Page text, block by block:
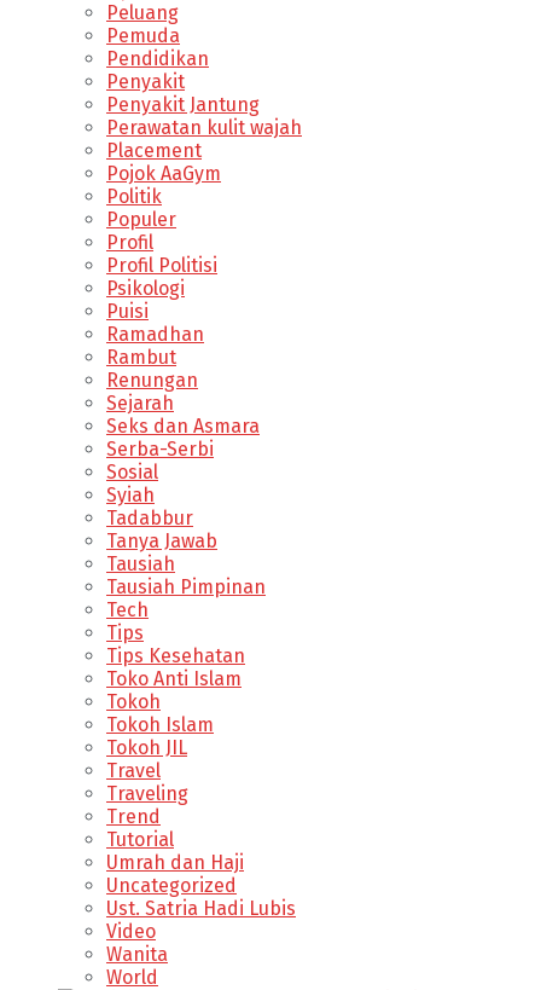
Peluang
Pemuda
Pendidikan
Penyakit
Penyakit Jantung
Perawatan kulit wajah
Placement
Pojok AaGym
Politik
Populer
Profil
Profil Politisi
Psikologi
Puisi
Ramadhan
Rambut
Renungan
Sejarah
Seks dan Asmara
Serba-Serbi
Sosial
Syiah
Tadabbur
Tanya Jawab
Tausiah
Tausiah Pimpinan
Tech
Tips
Tips Kesehatan
Toko Anti Islam
Tokoh
Tokoh Islam
Tokoh JIL
Travel
Traveling
Trend
Tutorial
Umrah dan Haji
Uncategorized
Ust. Satria Hadi Lubis
Video
Wanita
World